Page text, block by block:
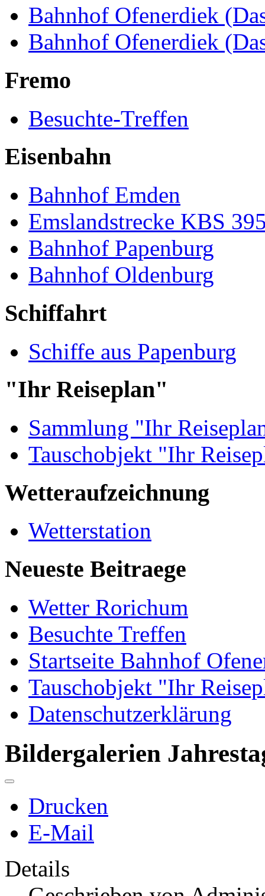
Bahnhof Ofenerdiek
Bahnhof Ofenerdiek
Fremo
Besuchte-Treffen
Eisenbahn
Bahnhof Emden
Emslandstrecke KBS
Bahnhof Papenburg
Bahnhof Oldenburg
Schiffahrt
Schiffe aus Papenburg
"Ihr Reiseplan"
Sammlung "Ihr
Tauschobjekt "Ihr
Wetteraufzeichnung
Wetterstation
Neueste Beitraege
Wetter Rorichum
Besuchte Treffen
Startseite Bahnhof
Tauschobjekt "Ihr
Datenschutzerklärung
Bildergalerien
Drucken
E-Mail
Details